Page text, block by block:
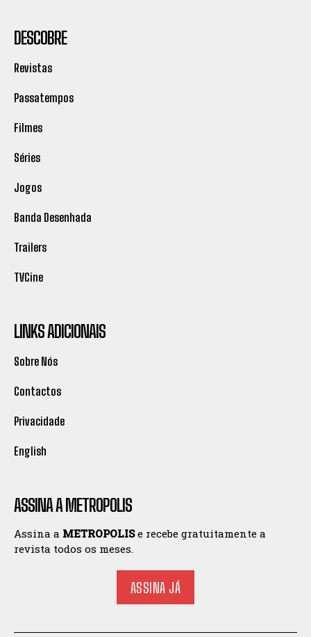
DESCOBRE
Revistas
Passatempos
Filmes
Séries
Jogos
Banda Desenhada
Trailers
TVCine
LINKS ADICIONAIS
Sobre Nós
Contactos
Privacidade
English
ASSINA A METROPOLIS
Assina a METROPOLISe recebe gratuitamente a
revista todos os meses.
ASSINA JÁ